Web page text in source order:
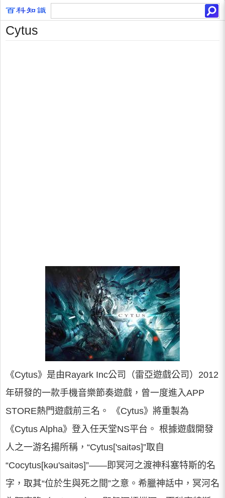
Cytus
《Cytus》是由Rayark Inc公司（雷亞遊戲公司）2012
年研發的一款手機音樂節奏遊戲，曾一度進入APP
STORE熱門遊戲前三名。 《Cytus》將重製為
《Cytus Alpha》登入任天堂NS平台。 根據遊戲開發
人之一游名揚所稱，“Cytus['saitәs]”取自
“Cocytus[kәu'saitәs]”——即冥河之渡神科塞特斯的名
字，取其“位於生與死之間”之意。希臘神話中，冥河名